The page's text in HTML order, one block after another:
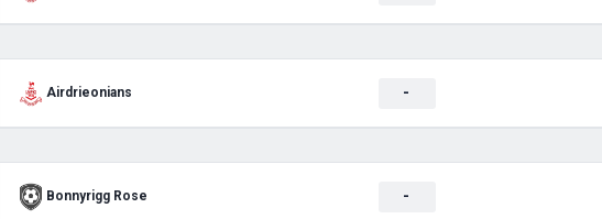
Airdrieonians -
Bonnyrigg Rose -